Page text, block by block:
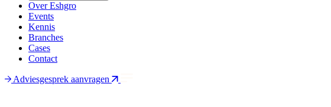
Over Eshgro
Events
Kennis
Branches
Cases
Contact
Adviesgesprek aanvragen